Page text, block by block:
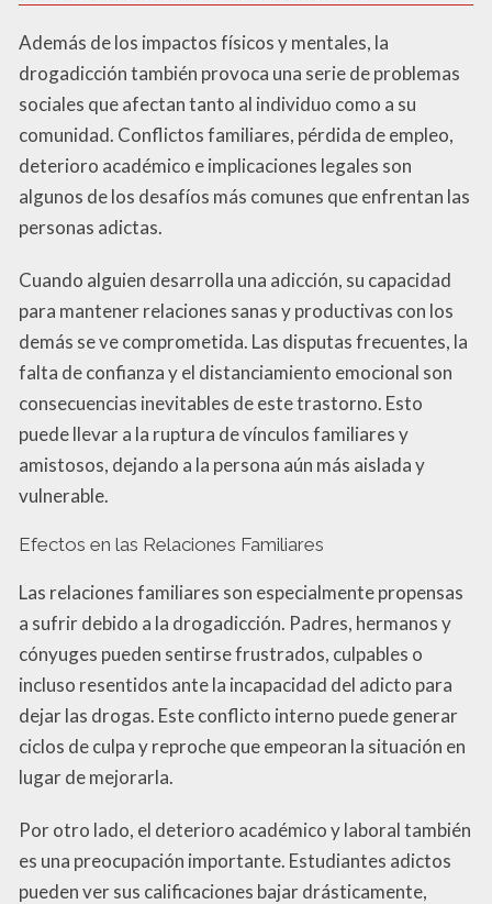
Además de los impactos físicos y mentales, la
drogadicción también provoca una serie de problemas
sociales que afectan tanto al individuo como a su
comunidad. Conflictos familiares, pérdida de empleo,
deterioro académico e implicaciones legales son
algunos de los desafíos más comunes que enfrentan las
personas adictas.
Cuando alguien desarrolla una adicción, su capacidad
para mantener relaciones sanas y productivas con los
demás se ve comprometida. Las disputas frecuentes, la
falta de confianza y el distanciamiento emocional son
consecuencias inevitables de este trastorno. Esto
puede llevar a la ruptura de vínculos familiares y
amistosos, dejando a la persona aún más aislada y
vulnerable.
Efectos en las Relaciones Familiares
Las relaciones familiares son especialmente propensas
a sufrir debido a la drogadicción. Padres, hermanos y
cónyuges pueden sentirse frustrados, culpables o
incluso resentidos ante la incapacidad del adicto para
dejar las drogas. Este conflicto interno puede generar
ciclos de culpa y reproche que empeoran la situación en
lugar de mejorarla.
Por otro lado, el deterioro académico y laboral también
es una preocupación importante. Estudiantes adictos
pueden ver sus calificaciones bajar drásticamente,